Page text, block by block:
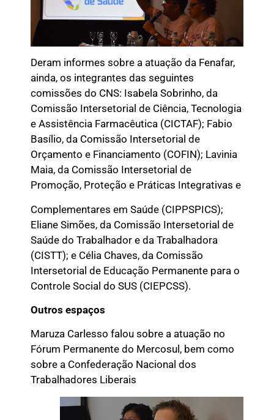
Deram informes sobre a atuação da Fenafar,
ainda, os integrantes das seguintes
comissões do CNS: Isabela Sobrinho, da
Comissão Intersetorial de Ciência, Tecnologia
e Assistência Farmacêutica (CICTAF); Fabio
Basílio, da Comissão Intersetorial de
Orçamento e Financiamento (COFIN); Lavinia
Maia, da Comissão Intersetorial de
Promoção, Proteção e Práticas Integrativas e
Complementares em Saúde (CIPPSPICS);
Eliane Simões, da Comissão Intersetorial de
Saúde do Trabalhador e da Trabalhadora
(CISTT); e Célia Chaves, da Comissão
Intersetorial de Educação Permanente para o
Controle Social do SUS (CIEPCSS).
Outros espaços
Maruza Carlesso falou sobre a atuação no
Fórum Permanente do Mercosul, bem como
sobre a Confederação Nacional dos
Trabalhadores Liberais